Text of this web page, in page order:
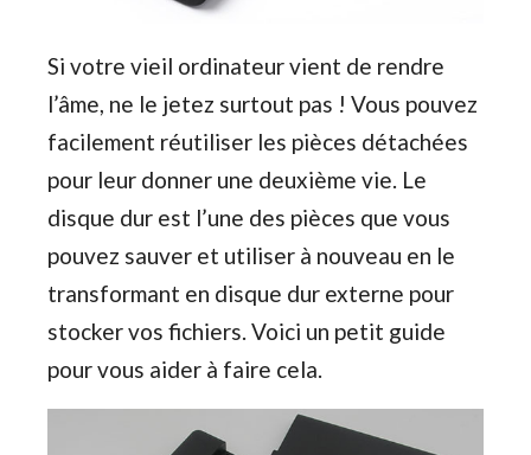
Si votre vieil ordinateur vient de rendre
l’âme, ne le jetez surtout pas ! Vous pouvez
facilement réutiliser les pièces détachées
pour leur donner une deuxième vie. Le
disque dur est l’une des pièces que vous
pouvez sauver et utiliser à nouveau en le
transformant en disque dur externe pour
stocker vos fichiers. Voici un petit guide
pour vous aider à faire cela.